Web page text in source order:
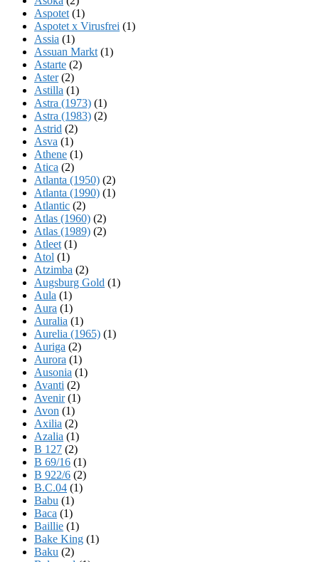
Aspotet (1)
Aspotet x Virusfrei (1)
Assia (1)
Assuan Markt (1)
Astarte (2)
Aster(2)
Astilla (1)
Astra (1973) (1)
Astra (1983) (2)
Astrid (2)
Asva (1)
Athene (1)
Atica (2)
Atlanta (1950) (2)
Atlanta (1990) (1)
Atlantic (2)
Atlas (1960) (2)
Atlas (1989) (2)
Atleet (1)
Atol (1)
Atzimba (2)
Augsburg Gold (1)
Aula (1)
Aura (1)
Auralia (1)
Aurelia (1965) (1)
Auriga (2)
Aurora (1)
Ausonia (1)
Avanti (2)
Avenir(1)
Avon (1)
Axilia (2)
Azalia (1)
B 127 (2)
B 69/16 (1)
B 922/6 (2)
B.C.04 (1)
Babu (1)
Baca (1)
Baillie (1)
Bake King (1)
Baku (2)